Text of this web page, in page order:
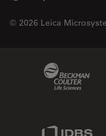
© 2026 Leica